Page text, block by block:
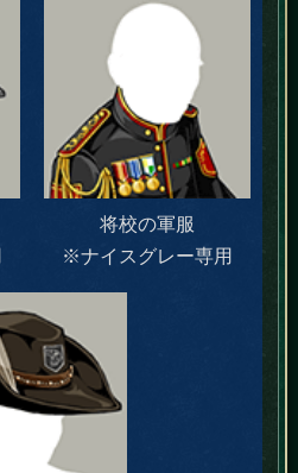
将校の軍服
※ナイスグレー専用